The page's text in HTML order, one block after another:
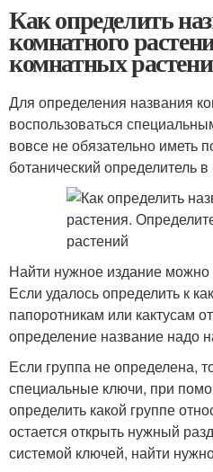
Как определить
комнатного
комнатных
Для определения названия
воспользоваться
вовсе не обязательно иметь
ботанический определитель
Найти нужное издание можно
Если удалось определить к
папоротникам или кактусам
определение название надо
Если группа не определена,
специальные ключи, при
определить какой группе
остается открыть нужный
системой ключей, найти